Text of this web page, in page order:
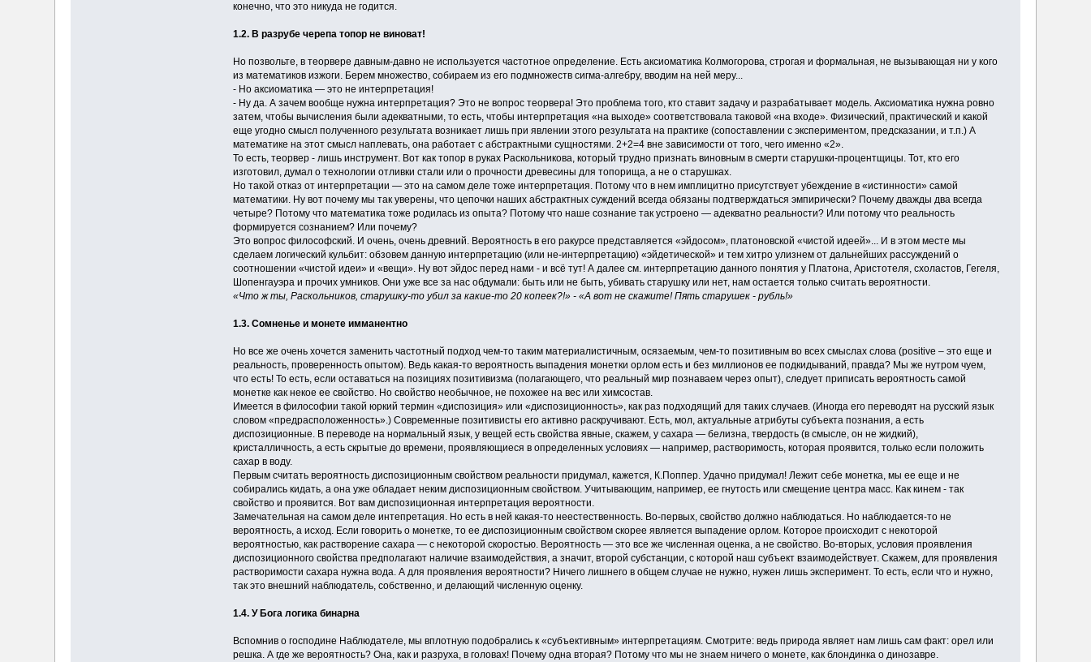
конечно, что это никуда не годится.
1.2. В разрубе черепа топор не виноват!
Но позвольте, в теорвере давным-давно не используется частотное определение. Есть аксиоматика Колмогорова, строгая и формальная, не вызывающая ни у кого
из математиков изжоги. Берем множество, собираем из его подмножеств сигма-алгебру, вводим на ней меру...
- Но аксиоматика — это не интерпретация!
- Ну да. А зачем вообще нужна интерпретация? Это не вопрос теорвера! Это проблема того, кто ставит задачу и разрабатывает модель. Аксиоматика нужна ровно
затем, чтобы вычисления были адекватными, то есть, чтобы интерпретация «на выходе» соответствовала таковой «на входе». Физический, практический и какой
еще угодно смысл полученного результата возникает лишь при явлении этого результата на практике (сопоставлении с экспериментом, предсказании, и т.п.) А
математике на этот смысл наплевать, она работает с абстрактными сущностями. 2+2=4 вне зависимости от того, чего именно «2».
То есть, теорвер - лишь инструмент. Вот как топор в руках Раскольникова, который трудно признать виновным в смерти старушки-процентщицы. Тот, кто его
изготовил, думал о технологии отливки стали или о прочности древесины для топорища, а не о старушках.
Но такой отказ от интерпретации — это на самом деле тоже интерпретация. Потому что в нем имплицитно присутствует убеждение в «истинности» самой
математики. Ну вот почему мы так уверены, что цепочки наших абстрактных суждений всегда обязаны подтверждаться эмпирически? Почему дважды два всегда
четыре? Потому что математика тоже родилась из опыта? Потому что наше сознание так устроено — адекватно реальности? Или потому что реальность
формируется сознанием? Или почему?
Это вопрос философский. И очень, очень древний. Вероятность в его ракурсе представляется «эйдосом», платоновской «чистой идеей»... И в этом месте мы
сделаем логический кульбит: обзовем данную интерпретацию (или не-интерпретацию) «эйдетической» и тем хитро улизнем от дальнейших рассуждений о
соотношении «чистой идеи» и «вещи». Ну вот эйдос перед нами - и всё тут! А далее см. интерпретацию данного понятия у Платона, Аристотеля, схоластов, Гегеля,
Шопенгауэра и прочих умников. Они уже все за нас обдумали: быть или не быть, убивать старушку или нет, нам остается только считать вероятности.
«Что ж ты, Раскольников, старушку-то убил за какие-то 20 копеек?!» - «А вот не скажите! Пять старушек - рубль!»
1.3. Сомненье и монете имманентно
Но все же очень хочется заменить частотный подход чем-то таким материалистичным, осязаемым, чем-то позитивным во всех смыслах слова (positive – это еще и
реальность, проверенность опытом). Ведь какая-то вероятность выпадения монетки орлом есть и без миллионов ее подкидываний, правда? Мы же нутром чуем,
что есть! То есть, если оставаться на позициях позитивизма (полагающего, что реальный мир познаваем через опыт), следует приписать вероятность самой
монетке как некое ее свойство. Но свойство необычное, не похожее на вес или химсостав.
Имеется в философии такой юркий термин «диспозиция» или «диспозиционность», как раз подходящий для таких случаев. (Иногда его переводят на русский язык
словом «предрасположенность».) Современные позитивисты его активно раскручивают. Есть, мол, актуальные атрибуты субъекта познания, а есть
диспозиционные. В переводе на нормальный язык, у вещей есть свойства явные, скажем, у сахара — белизна, твердость (в смысле, он не жидкий),
кристалличность, а есть скрытые до времени, проявляющиеся в определенных условиях — например, растворимость, которая проявится, только если положить
сахар в воду.
Первым считать вероятность диспозиционным свойством реальности придумал, кажется, К.Поппер. Удачно придумал! Лежит себе монетка, мы ее еще и не
собирались кидать, а она уже обладает неким диспозиционным свойством. Учитывающим, например, ее гнутость или смещение центра масс. Как кинем - так
свойство и проявится. Вот вам диспозиционная интерпретация вероятности.
Замечательная на самом деле интепретация. Но есть в ней какая-то неестественность. Во-первых, свойство должно наблюдаться. Но наблюдается-то не
вероятность, а исход. Если говорить о монетке, то ее диспозиционным свойством скорее является выпадение орлом. Которое происходит с некоторой
вероятностью, как растворение сахара — с некоторой скоростью. Вероятность — это все же численная оценка, а не свойство. Во-вторых, условия проявления
диспозиционного свойства предполагают наличие взаимодействия, а значит, второй субстанции, с которой наш субъект взаимодействует. Скажем, для проявления
растворимости сахара нужна вода. А для проявления вероятности? Ничего лишнего в общем случае не нужно, нужен лишь эксперимент. То есть, если что и нужно,
так это внешний наблюдатель, собственно, и делающий численную оценку.
1.4. У Бога логика бинарна
Вспомнив о господине Наблюдателе, мы вплотную подобрались к «субъективным» интерпретациям. Смотрите: ведь природа являет нам лишь сам факт: орел или
решка. А где же вероятность? Она, как и разруха, в головах! Почему одна вторая? Потому что мы не знаем ничего о монете, как блондинка о динозавре.